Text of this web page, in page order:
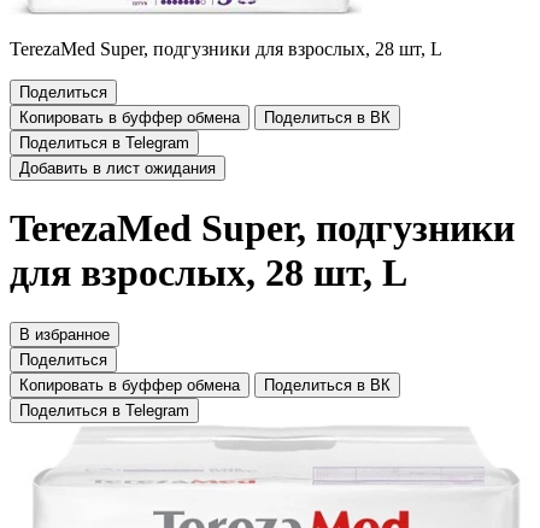
TerezaMed Super, подгузники для взрослых, 28 шт, L
Поделиться
Копировать в буффер обмена
Поделиться в ВК
Поделиться в Telegram
Добавить в лист ожидания
TerezaMed Super, подгузники
для взрослых, 28 шт, L
В избранное
Поделиться
Копировать в буффер обмена
Поделиться в ВК
Поделиться в Telegram